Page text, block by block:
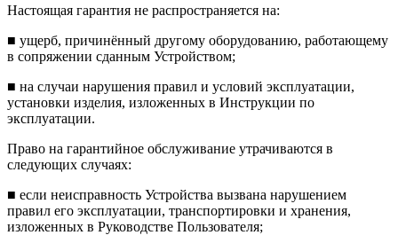
Настоящая гарантия не распространяется на:
■ ущерб, причинённый другому оборудованию, работающему
в сопряжении сданным Устройством;
■ на случаи нарушения правил и условий эксплуатации,
установки изделия, изложенных в Инструкции по
эксплуатации.
Право на гарантийное обслуживание утрачиваются в
следующих случаях:
■ если неисправность Устройства вызвана нарушением
правил его эксплуатации, транспортировки и хранения,
изложенных в Руководстве Пользователя;